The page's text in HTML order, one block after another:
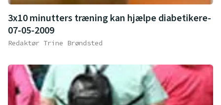
3x10 minutters træning kan hjælpe diabetikere-
07-05-2009
Redaktør Trine Brøndsted